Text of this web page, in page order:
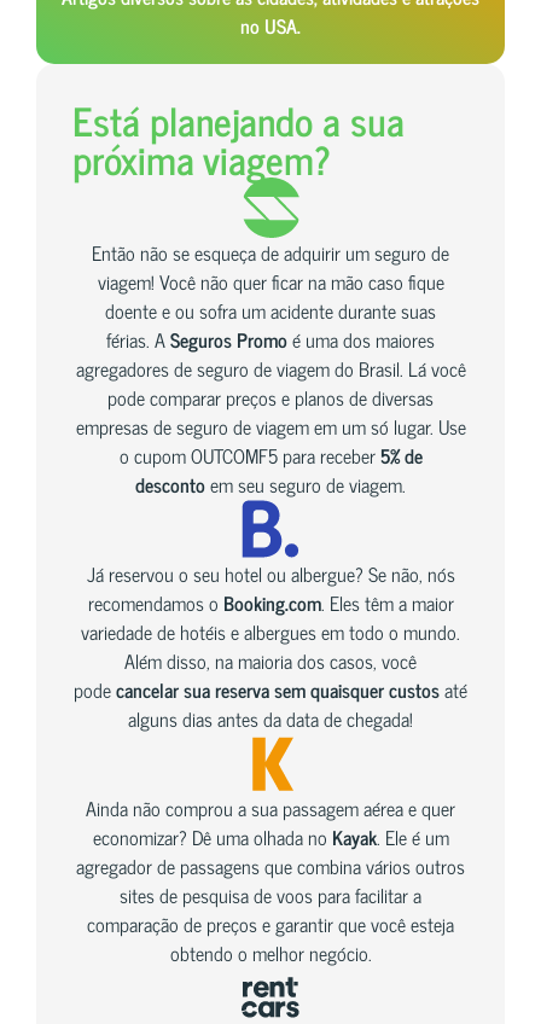
no USA.
Está planejando a sua
próxima viagem?
Então não se esqueça de adquirir um seguro de
viagem! Você não quer ficar na mão caso fique
doente e ou sofra um acidente durante suas
férias. ASeguros Promoé uma dos maiores
agregadores de seguro de viagem do Brasil. Lá você
pode comparar preços e planos de diversas
empresas de seguro de viagem em um só lugar. Use
o cupom OUTCOMF5 para receber5% de
descontoem seu seguro de viagem.
Já reservou o seu hotel ou albergue? Se não, nós
recomendamos o Booking.com. Eles têm a maior
variedade de hotéis e albergues em todo o mundo.
Além disso, na maioria dos casos, você
podecancelar sua reserva sem quaisquer custosaté
alguns dias antes da data de chegada!
Ainda não comprou a sua passagem aérea e quer
economizar? Dê uma olhada no Kayak. Ele é um
agregador de passagens que combina vários outros
sites de pesquisa de voos para facilitar a
comparação de preços e garantir que você esteja
obtendo o melhor negócio.